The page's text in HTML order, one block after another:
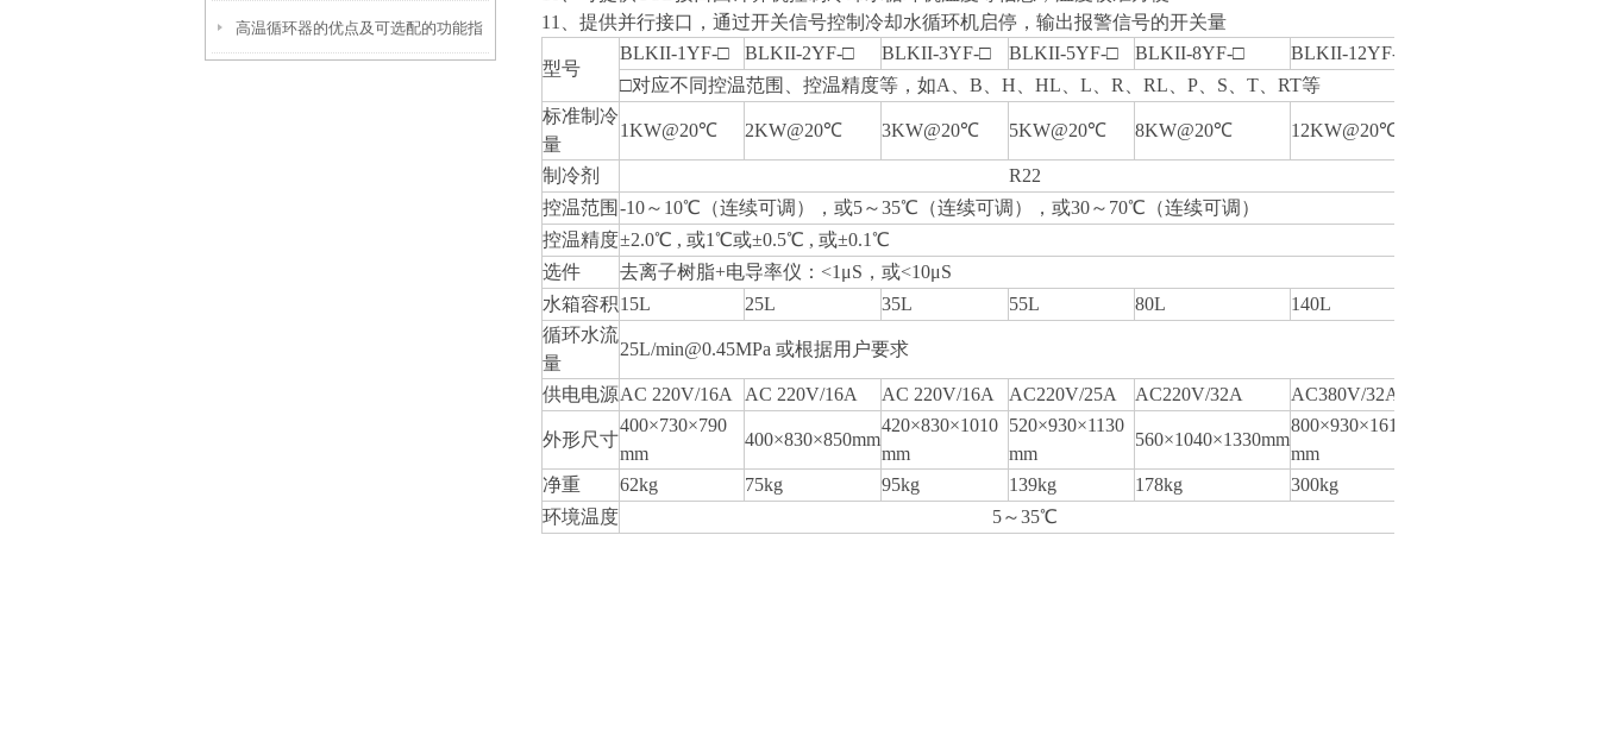
和使用要点说明
高温循环器的优点及可选配的功能指
11、提供并行接口，通过开关信号控制冷却水循环机启停，输出报警信号的开关量
型号
BLKII-1YF-□ BLKII-2YF-□ BLKII-3YF-□ BLKII-5YF-□ BLKII-8YF-□
BLKII-12YF-□
□对应不同控温范围、控温精度等，如A、B、H、HL、L、R、RL、P、S、T、RT等
标准制冷
量
1KW@20℃ 2KW@20℃ 3KW@20℃ 5KW@20℃ 8KW@20℃ 12KW@20℃
制冷剂
R22
控温范围 -10～10℃（连续可调），或5～35℃（连续可调），或30～70℃（连续可调）
控温精度±2.0℃ , 或1℃或±0.5℃ , 或±0.1℃
选件
去离子树脂+电导率仪：<1μS，或<10μS
水箱容积15L 25L 35L 55L 80L
140L
循环水流
量
25L/min@0.45MPa 或根据用户要求
供电电源AC 220V/16A AC 220V/16A AC 220V/16A AC220V/25A AC220V/32A AC380V/32A
外形尺寸
400×730×790
mm
400×830×850mm
420×830×1010
mm
520×930×1130
mm
560×1040×1330mm
800×930×1610
mm
净重
62kg 75kg 95kg 139kg 178kg
300kg
环境温度
5～35℃